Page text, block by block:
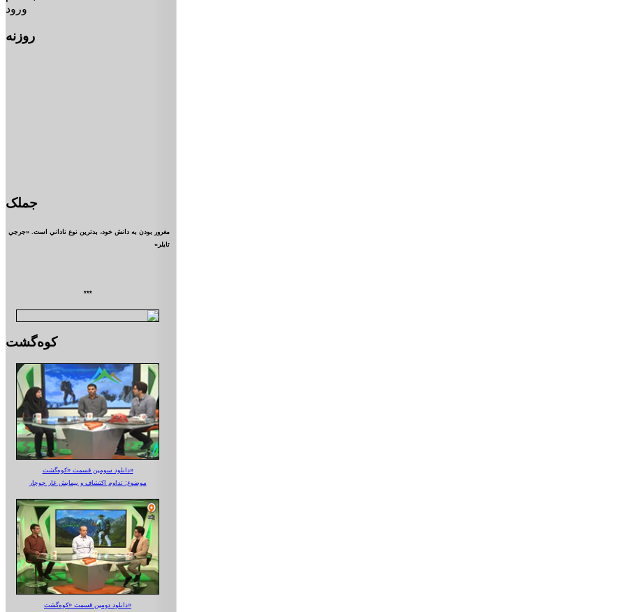
ورود
روزنه
جملک
مغرور بودن به دانش خود، بدترين نوع ناداني است. «جرجي
تايلر»
***
کوه‌گشت
دانلود سومین قسمت «کوه‌گشت»
موضوع: تداوم اکتشاف و پیمایش غار جوجار
دانلود دومین قسمت «کوه‌گشت»